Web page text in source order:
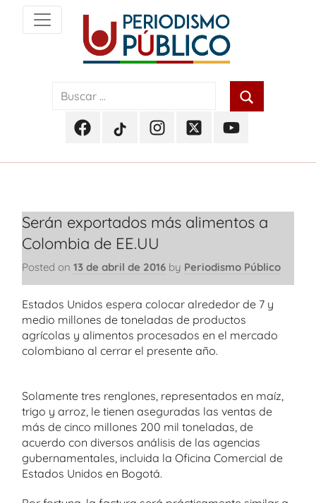
content
Periodismo
PúblicoFacebook
Periodismo
TikTok
Periodismo
InstagramTwitterYoutube
Serán exportados más alimentos a
Colombia de EE.UU
Posted on 13 de abril de 2016 by Periodismo Público
Estados Unidos espera colocar alrededor de 7 y
medio millones de toneladas de productos
agrícolas y alimentos procesados en el mercado
colombiano al cerrar el presente año.
Solamente tres renglones, representados en maíz,
trigo y arroz, le tienen aseguradas las ventas de
más de cinco millones 200 mil toneladas, de
acuerdo con diversos análisis de las agencias
gubernamentales, incluida la Oficina Comercial de
Estados Unidos en Bogotá.